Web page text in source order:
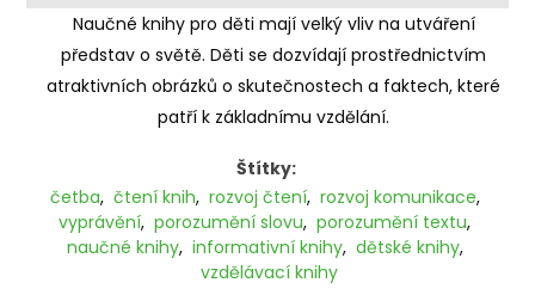
Naučné knihy pro děti mají velký vliv na utváření
představ o světě. Děti se dozvídají prostřednictvím
atraktivních obrázků o skutečnostech a faktech, které
patří k základnímu vzdělání.
Štítky:
četba, čtení knih, rozvoj čtení, rozvoj komunikace,
vyprávění, porozumění slovu, porozumění textu,
naučné knihy, informativní knihy, dětské knihy,
vzdělávací knihy